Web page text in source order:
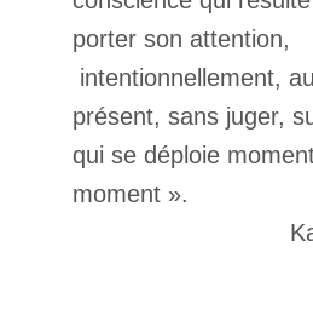
porter son attention,
intentionnellement,
présent, sans juger,
qui se déploie
Kabat-